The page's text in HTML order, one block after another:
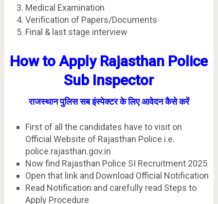
Medical Examination
Verification of Papers/Documents
Final & last stage interview
How to Apply Rajasthan Police
Sub Inspector
राजस्थान पुलिस सब इंस्पेक्टर के लिए आवेदन कैसे करें
First of all the candidates have to visit on
Official Website of Rajasthan Police i.e.
police.rajasthan.gov.in
Now find Rajasthan Police SI Recruitment 2025
Open that link and Download Official Notification
Read Notification and carefully read Steps to
Apply Procedure